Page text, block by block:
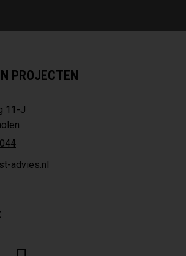
PROJECTEN
11-J
advies.nl